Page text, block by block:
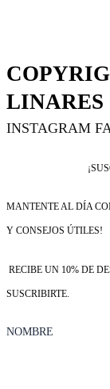
LINARES
INSTAGRAM
MANTENTE AL DÍA
Y CONSEJOS ÚTILES!
RECIBE UN 10% DE
SUSCRIBIRTE.
NOMBRE